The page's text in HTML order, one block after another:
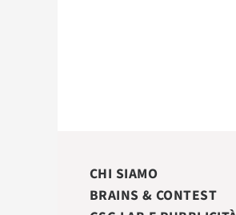
CHI SIAMO
BRAINS & CONTEST